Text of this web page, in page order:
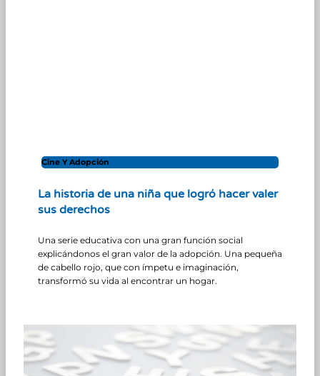
Cine Y Adopción
La historia de una niña que logró hacer valer
sus derechos
Una serie educativa con una gran función social
explicándonos el gran valor de la adopción. Una pequeña
de cabello rojo, que con ímpetu e imaginación,
transformó su vida al encontrar un hogar.